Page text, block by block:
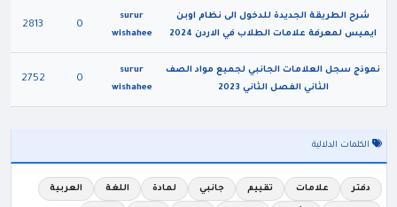
شرح الطريقة الجديدة للدخول الى نظام اوبن
ايميس لمعرفة علامات الطلاب في الاردن 2024
surur
wishahee
0
2813
نموذج سجل العلامات الجانبي لجميع مواد الصف
الثاني الفصل الثاني 2023
surur
wishahee
0
2752
الكلمات الدلالية
دفتر علامات تقييم جانبي لمادة اللغة العربية